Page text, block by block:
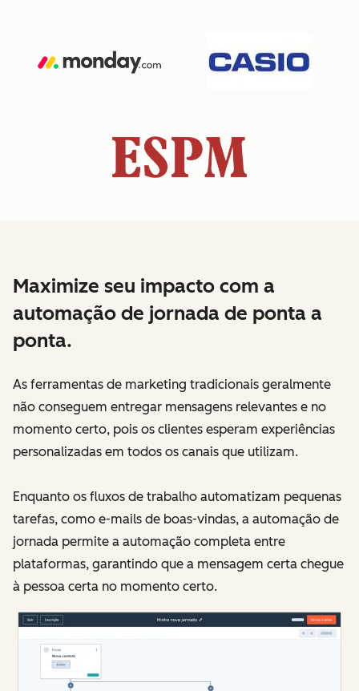
Maximize seu impacto com a
automação de jornada de ponta a
ponta.
As ferramentas de marketing tradicionais geralmente
não conseguem entregar mensagens relevantes e no
momento certo, pois os clientes esperam experiências
personalizadas em todos os canais que utilizam.
Enquanto os fluxos de trabalho automatizam pequenas
tarefas, como e-mails de boas-vindas, a automação de
jornada permite a automação completa entre
plataformas, garantindo que a mensagem certa chegue
à pessoa certa no momento certo.